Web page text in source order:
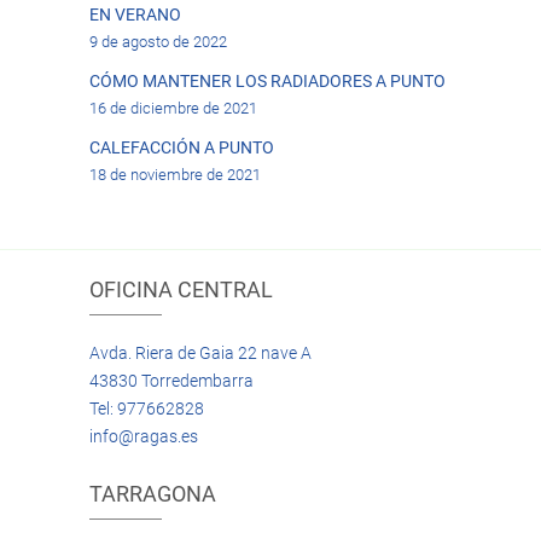
EN VERANO
9 de agosto de 2022
CÓMO MANTENER LOS RADIADORES A PUNTO
16 de diciembre de 2021
CALEFACCIÓN A PUNTO
18 de noviembre de 2021
OFICINA CENTRAL
Avda. Riera de Gaia 22 nave A
43830 Torredembarra
Tel: 977662828
info@ragas.es
TARRAGONA